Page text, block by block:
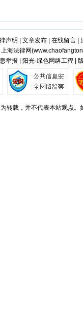
声明 文章发布| 在线留言|
上海法律网(
举报 | 阳光·绿色网络工程 |
转载，并不代表本站观点